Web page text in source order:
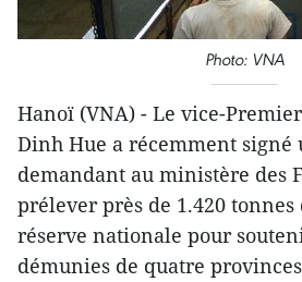
Photo: VNA
Hanoï (VNA) - Le vice-
Dinh Hue a récemment signé
demandant au ministère des
prélever près de 1.420
réserve nationale pour
démunies de quatre